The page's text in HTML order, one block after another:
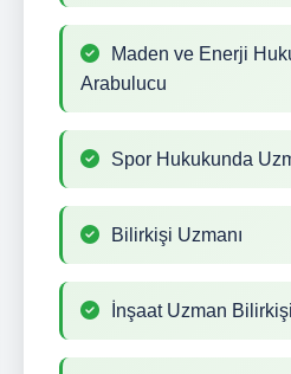
Maden ve Enerji
Arabulucu
Spor Hukukunda
Bilirkişi Uzmanı
İnşaat Uzman Bilirkişi